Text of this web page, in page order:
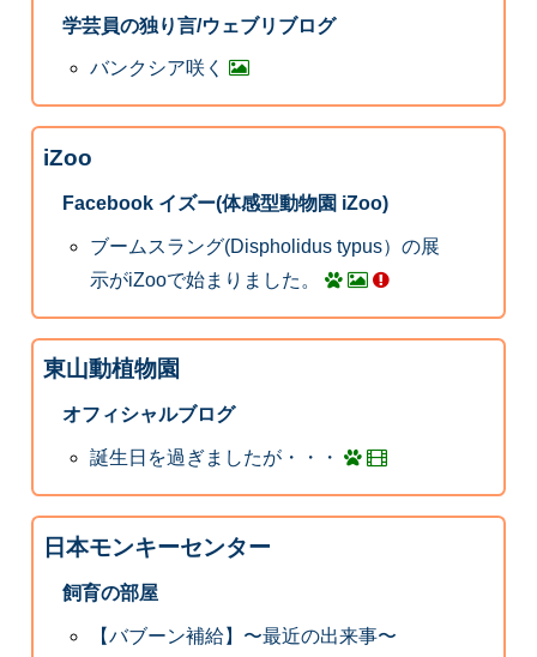
学芸員の独り言/ウェブリブログ
バンクシア咲く
iZoo
Facebook イズー(体感型動物園 iZoo)
ブームスラング(Dispholidus typus）の展
示がiZooで始まりました。
東山動植物園
オフィシャルブログ
誕生日を過ぎましたが・・・
日本モンキーセンター
飼育の部屋
【バブーン補給】〜最近の出来事〜